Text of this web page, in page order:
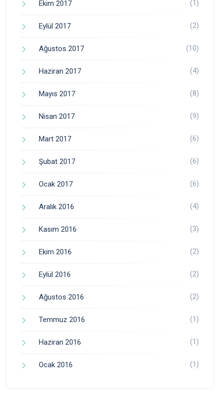
Ekim 2017 (1)
Eylül 2017 (2)
Ağustos 2017 (10)
Haziran 2017 (4)
Mayıs 2017 (8)
Nisan 2017 (9)
Mart 2017 (6)
Şubat 2017 (6)
Ocak 2017 (6)
Aralık 2016 (4)
Kasım 2016 (3)
Ekim 2016 (2)
Eylül 2016 (2)
Ağustos 2016 (2)
Temmuz 2016 (1)
Haziran 2016 (1)
Ocak 2016 (1)